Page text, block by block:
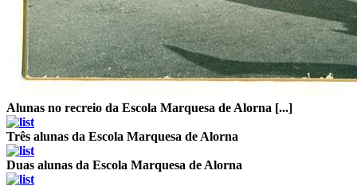
Alunas no recreio da Escola Marquesa de Alorna [...]
Três alunas da Escola Marquesa de Alorna
Duas alunas da Escola Marquesa de Alorna